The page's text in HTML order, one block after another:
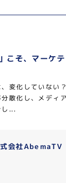
こそ、マーケ
、変化していない
散化し、メディ
し...
会社AbemaTV